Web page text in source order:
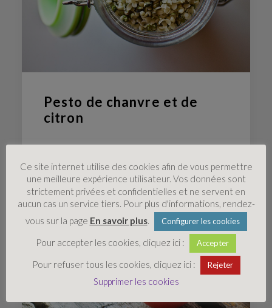
Pesto de chanvre et de
citron
Ce site internet utilise des cookies afin de vous permettre
une meilleure expérience utilisateur. Vos données sont
strictement privées et confidentielles et ne servent en
aucun cas un service tiers. Pour plus d'informations, rendez-
vous sur la page En savoir plus. Configurer les cookies
Pour accepter les cookies, cliquez ici : Accepter
Pour refuser tous les cookies, cliquez ici : Rejeter
Supprimer les cookies